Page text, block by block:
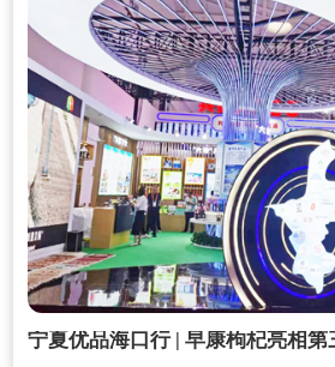
宁夏优品海口行 | 早康枸杞亮相第